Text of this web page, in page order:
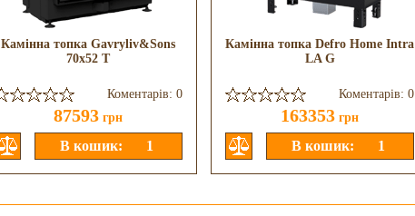
Камінна топка Gavryliv&Sons
70x52 T
Коментарів: 0
87593 грн
Камінна топка Defro Home Intra
LA G
Коментарів: 0
163353 грн